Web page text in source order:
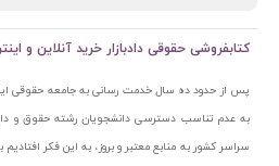
کتابفروشی حقوقی دادبازار خرید آنلاین و
پس از حدود ده سال خدمت رسانی به جامعه حقوقی
به عدم تناسب دسترسی دانشجویان رشته حقوق و
سراسر کشور به منابع معتبر و بروز، به این فکر